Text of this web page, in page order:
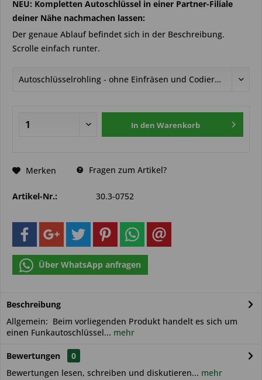
NEU: Kompletten Autoschlüssel in einer Partner-Filiale
deiner Nähe nachmachen lassen:
Der genaue Ablauf befindet sich in der Beschreibung.
Scrolle einfach runter.
In den Warenkorb
Merken Fragen zum Artikel?
Artikel-Nr.: 30.3-0752
Über WhatsApp anfragen
Beschreibung
Allgemein: Beim vorliegenden Produkt handelt es sich um
einen Funkautoschlüssel... mehr
Bewertungen
0
Bewertungen lesen, schreiben und diskutieren... mehr